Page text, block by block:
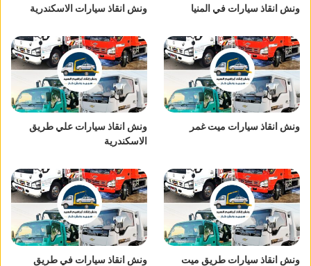
ونش انقاذ سيارات في المنيا ونش انقاذ سيارات الاسكندرية
ونش انقاذ سيارات ميت غمر
ونش انقاذ سيارات علي طريق
الاسكندرية
ونش انقاذ سيارات طريق ميت
ونش انقاذ سيارات في طريق